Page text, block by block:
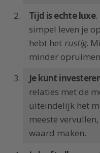
Tijd is echte luxe.
simpel leven je
hebt het rustig.
minder
Je kunt
relaties met de
uiteindelijk het
meeste
waard maken.